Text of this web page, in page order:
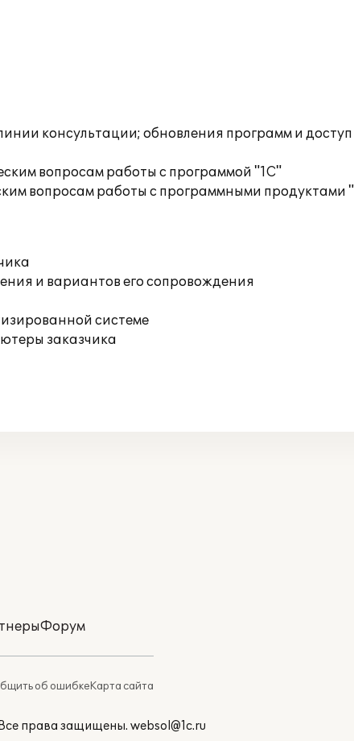
консультации; обновления программ и
вопросам работы с программой "1С"
вопросам работы с программными продуктами
и вариантов его сопровождения
системе
заказчика
Форум
об ошибкеКарта сайта
права защищены. websol@1c.ru